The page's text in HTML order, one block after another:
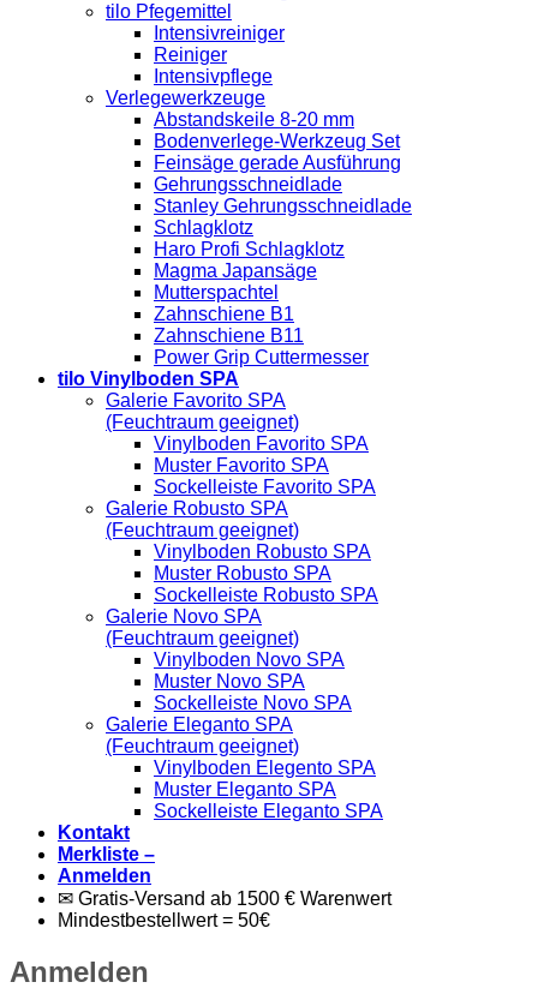
tilo Pfegemittel
Intensivreiniger
Reiniger
Intensivpflege
Verlegewerkzeuge
Abstandskeile 8-20 mm
Bodenverlege-Werkzeug Set
Feinsäge gerade Ausführung
Gehrungsschneidlade
Stanley Gehrungsschneidlade
Schlagklotz
Haro Profi Schlagklotz
Magma Japansäge
Mutterspachtel
Zahnschiene B1
Zahnschiene B11
Power Grip Cuttermesser
tilo Vinylboden SPA
Galerie Favorito SPA
(Feuchtraum geeignet)
Vinylboden Favorito SPA
Muster Favorito SPA
Sockelleiste Favorito SPA
Galerie Robusto SPA
(Feuchtraum geeignet)
Vinylboden Robusto SPA
Muster Robusto SPA
Sockelleiste Robusto SPA
Galerie Novo SPA
(Feuchtraum geeignet)
Vinylboden Novo SPA
Muster Novo SPA
Sockelleiste Novo SPA
Galerie Eleganto SPA
(Feuchtraum geeignet)
Vinylboden Elegento SPA
Muster Eleganto SPA
Sockelleiste Eleganto SPA
Kontakt
Merkliste –
Anmelden
✉ Gratis-Versand ab 1500 € Warenwert
Mindestbestellwert = 50€
Anmelden